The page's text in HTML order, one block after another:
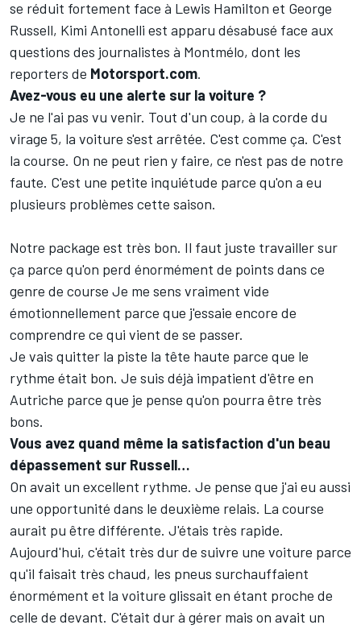
se réduit fortement face à Lewis Hamilton et George
Russell, Kimi Antonelli est apparu désabusé face aux
questions des journalistes à Montmélo, dont les
reporters de Motorsport.com.
Avez-vous eu une alerte sur la voiture ?
Je ne l'ai pas vu venir. Tout d'un coup, à la corde du
virage 5, la voiture s'est arrêtée. C'est comme ça. C'est
la course. On ne peut rien y faire, ce n'est pas de notre
faute. C'est une petite inquiétude parce qu'on a eu
plusieurs problèmes cette saison.
Notre package est très bon. Il faut juste travailler sur
ça parce qu'on perd énormément de points dans ce
genre de course Je me sens vraiment vide
émotionnellement parce que j'essaie encore de
comprendre ce qui vient de se passer.
Je vais quitter la piste la tête haute parce que le
rythme était bon. Je suis déjà impatient d'être en
Autriche parce que je pense qu'on pourra être très
bons.
Vous avez quand même la satisfaction d'un beau
dépassement sur Russell…
On avait un excellent rythme. Je pense que j'ai eu aussi
une opportunité dans le deuxième relais. La course
aurait pu être différente. J'étais très rapide.
Aujourd'hui, c'était très dur de suivre une voiture parce
qu'il faisait très chaud, les pneus surchauffaient
énormément et la voiture glissait en étant proche de
celle de devant. C'était dur à gérer mais on avait un